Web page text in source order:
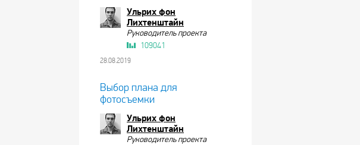
Ульрих фон
Лихтенштайн
Руководитель проекта
109041
28.08.2019
Выбор плана для
фотосъемки
Ульрих фон
Лихтенштайн
Руководитель проекта